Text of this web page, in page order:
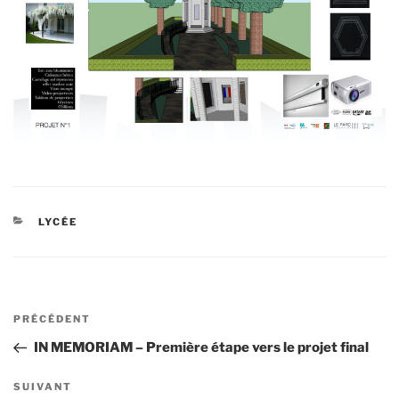
CATÉGORIES
LYCÉE
Navigation
l’article
Article
précédent
PRÉCÉDENT
IN MEMORIAM – Première étape vers le projet final
Article
SUIVANT